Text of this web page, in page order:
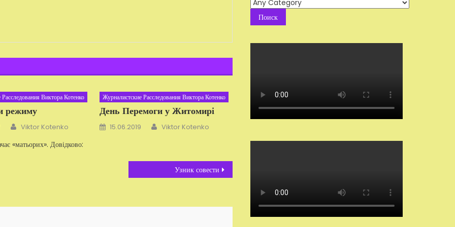
Виктора Котенко
режиму
Автор
Viktor Kotenko
«матьорих». Довідково:
Журналистские Расследования Виктора Котенко
День Перемоги у Житомирі
Добавлено
15.06.2019 Автор
Viktor Kotenko
Узник совести